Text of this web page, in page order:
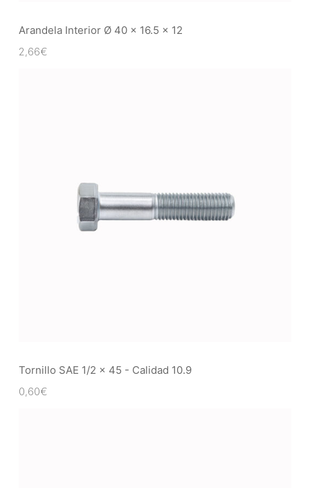
Arandela Interior Ø 40 x 16.5 x 12
2,66€
Tornillo SAE 1/2 x 45 - Calidad 10.9
0,60€